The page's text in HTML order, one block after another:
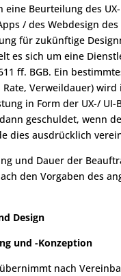
eine Beurteilung des
/ des Webdesign
für zukünftige
es sich um eine
ff. BGB. Ein
Rate, Verweildauer) wird
in Form der UX-/ UI-
geschuldet, wenn
dies ausdrücklich
und Dauer der
den Vorgaben des
Design
und -Konzeption
nach